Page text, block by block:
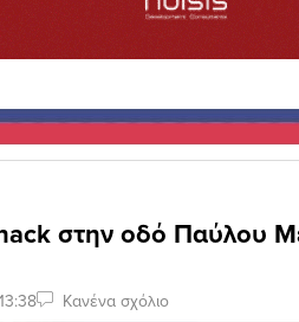
στην οδό Παύλου
13:38 Κανένα σχόλιο